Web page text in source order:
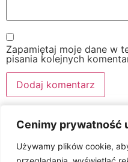
Cenimy prywatność
Używamy plików cookie,
Zapamiętaj moje dane w
pisania kolejnych